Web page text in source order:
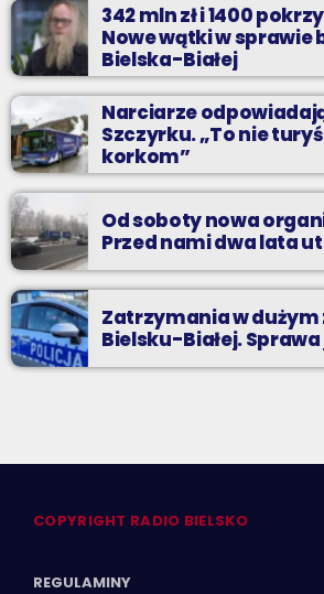
342 mln zł i 1400
Nowe wątki w sprawie
Bielska-Białej
Narciarze
Szczyrku. „To nie
korkom”
Od soboty nowa
Przed nami dwa lata
Zatrzymania w dużym
Bielsku-Białej.
COPYRIGHT RADIO BIELSKO
REGULAMINY